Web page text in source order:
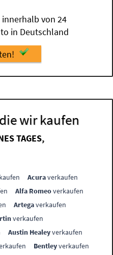
von 24
in Deutschland
wir kaufen
TAGES,
Acuraverkaufen
Alfa Romeoverkaufen
Artegaverkaufen
verkaufen
Austin Healeyverkaufen
Bentleyverkaufen